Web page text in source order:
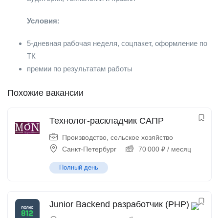
Условия:
5-дневная рабочая неделя, соцпакет, оформление по
ТК
премии по результатам работы
Похожие вакансии
Технолог-раскладчик САПР
Производство, сельское хозяйство
Санкт-Петербург
70 000 ₽ / месяц
Полный день
Junior Backend разработчик (PHP)